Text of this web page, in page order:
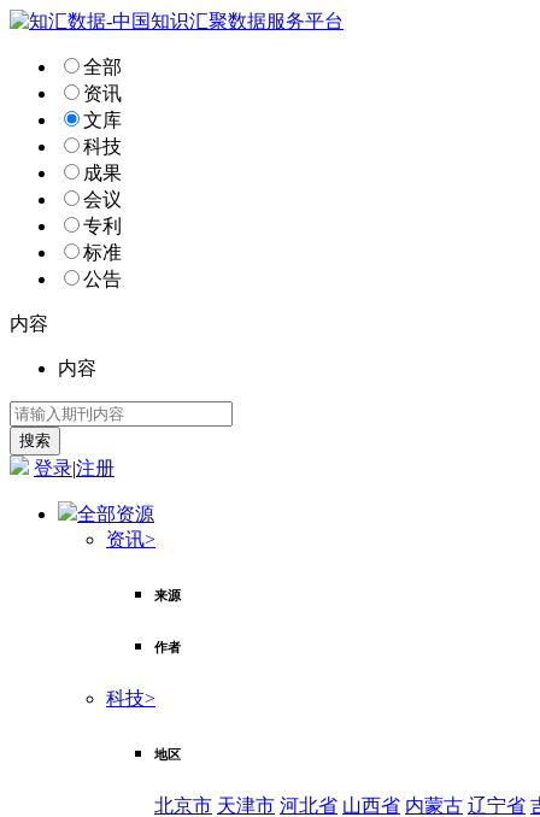
全部
资讯
文库
科技
成果
会议
专利
标准
公告
内容
内容
登录|注册
全部资源
资讯>
来源
作者
科技>
地区
北京市 天津市 河北省 山西省 内蒙古 辽宁省